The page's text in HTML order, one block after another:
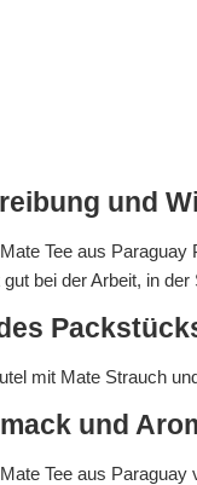
und
Tee aus
bei der Arbeit, in
mit Mate Strauch
und
Tee aus